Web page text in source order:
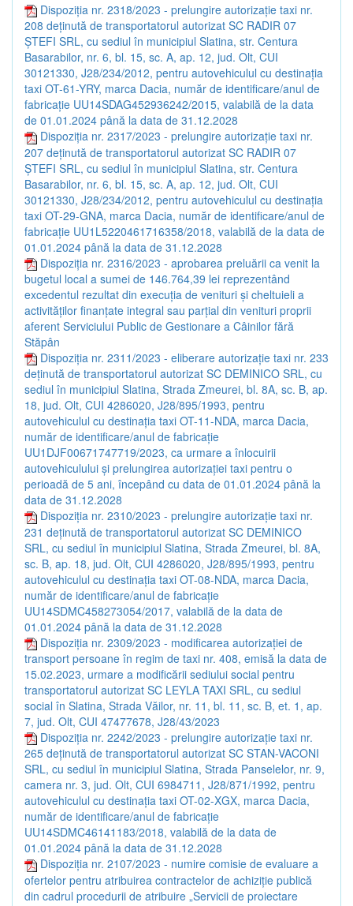
Dispoziția nr. 2318/2023 - prelungire autorizație taxi nr.
208 deținută de transportatorul autorizat SC RADIR 07
ȘTEFI SRL, cu sediul în municipiul Slatina, str. Centura
Basarabilor, nr. 6, bl. 15, sc. A, ap. 12, jud. Olt, CUI
30121330, J28/234/2012, pentru autovehiculul cu destinația
taxi OT-61-YRY, marca Dacia, număr de identificare/anul de
fabricație UU14SDAG452936242/2015, valabilă de la data
de 01.01.2024 până la data de 31.12.2028
Dispoziția nr. 2317/2023 - prelungire autorizație taxi nr.
207 deținută de transportatorul autorizat SC RADIR 07
ȘTEFI SRL, cu sediul în municipiul Slatina, str. Centura
Basarabilor, nr. 6, bl. 15, sc. A, ap. 12, jud. Olt, CUI
30121330, J28/234/2012, pentru autovehiculul cu destinația
taxi OT-29-GNA, marca Dacia, număr de identificare/anul de
fabricație UU1L5220461716358/2018, valabilă de la data de
01.01.2024 până la data de 31.12.2028
Dispoziția nr. 2316/2023 - aprobarea preluării ca venit la
bugetul local a sumei de 146.764,39 lei reprezentând
excedentul rezultat din execuția de venituri și cheltuieli a
activităților finanțate integral sau parțial din venituri proprii
aferent Serviciului Public de Gestionare a Câinilor fără
Stăpân
Dispoziția nr. 2311/2023 - eliberare autorizație taxi nr. 233
deținută de transportatorul autorizat SC DEMINICO SRL, cu
sediul în municipiul Slatina, Strada Zmeurei, bl. 8A, sc. B, ap.
18, jud. Olt, CUI 4286020, J28/895/1993, pentru
autovehiculul cu destinația taxi OT-11-NDA, marca Dacia,
număr de identificare/anul de fabricație
UU1DJF00671747719/2023, ca urmare a înlocuirii
autovehiculului și prelungirea autorizației taxi pentru o
perioadă de 5 ani, începând cu data de 01.01.2024 până la
data de 31.12.2028
Dispoziția nr. 2310/2023 - prelungire autorizație taxi nr.
231 deținută de transportatorul autorizat SC DEMINICO
SRL, cu sediul în municipiul Slatina, Strada Zmeurei, bl. 8A,
sc. B, ap. 18, jud. Olt, CUI 4286020, J28/895/1993, pentru
autovehiculul cu destinația taxi OT-08-NDA, marca Dacia,
număr de identificare/anul de fabricație
UU14SDMC458273054/2017, valabilă de la data de
01.01.2024 până la data de 31.12.2028
Dispoziția nr. 2309/2023 - modificarea autorizației de
transport persoane în regim de taxi nr. 408, emisă la data de
15.02.2023, urmare a modificării sediului social pentru
transportatorul autorizat SC LEYLA TAXI SRL, cu sediul
social în Slatina, Strada Văilor, nr. 11, bl. 11, sc. B, et. 1, ap.
7, jud. Olt, CUI 47477678, J28/43/2023
Dispoziția nr. 2242/2023 - prelungire autorizație taxi nr.
265 deținută de transportatorul autorizat SC STAN-VACONI
SRL, cu sediul în municipiul Slatina, Strada Panselelor, nr. 9,
camera nr. 3, jud. Olt, CUI 6984711, J28/871/1992, pentru
autovehiculul cu destinația taxi OT-02-XGX, marca Dacia,
număr de identificare/anul de fabricație
UU14SDMC46141183/2018, valabilă de la data de
01.01.2024 până la data de 31.12.2028
Dispoziția nr. 2107/2023 - numire comisie de evaluare a
ofertelor pentru atribuirea contractelor de achiziție publică
din cadrul procedurii de atribuire „Servicii de proiectare